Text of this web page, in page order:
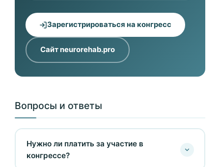
Зарегистрироваться на конгресс
Сайт neurorehab.pro
Вопросы и ответы
Нужно ли платить за участие в
конгрессе?